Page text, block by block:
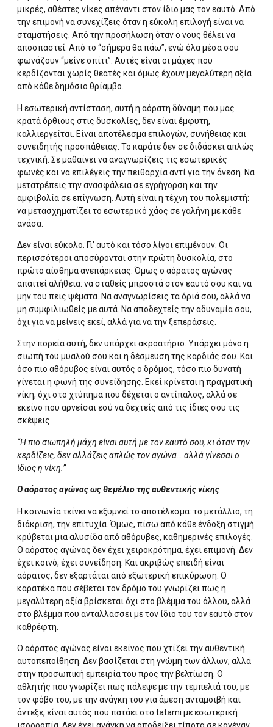
μικρές, αθέατες νίκες απέναντι στον ίδιο μας τον εαυτό. Από
την επιμονή να συνεχίζεις όταν η εύκολη επιλογή είναι να
σταματήσεις. Από την προσήλωση όταν ο νους θέλει να
αποσπαστεί. Από το “σήμερα θα πάω”, ενώ όλα μέσα σου
φωνάζουν “μείνε σπίτι”. Αυτές είναι οι μάχες που
κερδίζονται χωρίς θεατές και όμως έχουν μεγαλύτερη αξία
από κάθε δημόσιο θρίαμβο.
Η εσωτερική αντίσταση, αυτή η αόρατη δύναμη που μας
κρατά όρθιους στις δυσκολίες, δεν είναι έμφυτη,
καλλιεργείται. Είναι αποτέλεσμα επιλογών, συνήθειας και
συνειδητής προσπάθειας. Το καράτε δεν σε διδάσκει απλώς
τεχνική. Σε μαθαίνει να αναγνωρίζεις τις εσωτερικές
φωνές και να επιλέγεις την πειθαρχία αντί για την άνεση. Να
μετατρέπεις την ανασφάλεια σε εγρήγορση και την
αμφιβολία σε επίγνωση. Αυτή είναι η τέχνη του πολεμιστή:
να μετασχηματίζει το εσωτερικό χάος σε γαλήνη με κάθε
ανάσα.
Δεν είναι εύκολο. Γι’ αυτό και τόσο λίγοι επιμένουν. Οι
περισσότεροι αποσύρονται στην πρώτη δυσκολία, στο
πρώτο αίσθημα ανεπάρκειας. Όμως ο αόρατος αγώνας
απαιτεί αλήθεια: να σταθείς μπροστά στον εαυτό σου και να
μην του πεις ψέματα. Να αναγνωρίσεις τα όριά σου, αλλά να
μη συμφιλιωθείς με αυτά. Να αποδεχτείς την αδυναμία σου,
όχι για να μείνεις εκεί, αλλά για να την ξεπεράσεις.
Στην πορεία αυτή, δεν υπάρχει ακροατήριο. Υπάρχει μόνο η
σιωπή του μυαλού σου και η δέσμευση της καρδιάς σου. Και
όσο πιο αθόρυβος είναι αυτός ο δρόμος, τόσο πιο δυνατή
γίνεται η φωνή της συνείδησης. Εκεί κρίνεται η πραγματική
νίκη, όχι στο χτύπημα που δέχεται ο αντίπαλος, αλλά σε
εκείνο που αρνείσαι εσύ να δεχτείς από τις ίδιες σου τις
σκέψεις.
“Η πιο σιωπηλή μάχη είναι αυτή με τον εαυτό σου, κι όταν την
κερδίζεις, δεν αλλάζεις απλώς τον αγώνα… αλλά γίνεσαι ο
ίδιος η νίκη.”
Ο αόρατος αγώνας ως θεμέλιο της αυθεντικής νίκης
Η κοινωνία τείνει να εξυμνεί το αποτέλεσμα: το μετάλλιο, τη
διάκριση, την επιτυχία. Όμως, πίσω από κάθε ένδοξη στιγμή
κρύβεται μια αλυσίδα από αθόρυβες, καθημερινές επιλογές.
Ο αόρατος αγώνας δεν έχει χειροκρότημα, έχει επιμονή. Δεν
έχει κοινό, έχει συνείδηση. Και ακριβώς επειδή είναι
αόρατος, δεν εξαρτάται από εξωτερική επικύρωση. Ο
καρατέκα που σέβεται τον δρόμο του γνωρίζει πως η
μεγαλύτερη αξία βρίσκεται όχι στο βλέμμα του άλλου, αλλά
στο βλέμμα που ανταλλάσσει με τον ίδιο του τον εαυτό στον
καθρέφτη.
Ο αόρατος αγώνας είναι εκείνος που χτίζει την αυθεντική
αυτοπεποίθηση. Δεν βασίζεται στη γνώμη των άλλων, αλλά
στην προσωπική εμπειρία του προς την βελτίωση. Ο
αθλητής που γνωρίζει πως πάλεψε με την τεμπελιά του, με
τον φόβο του, με την ανάγκη του για άμεση ανταμοιβή και
άντεξε, είναι αυτός που πατάει στο tatami με εσωτερική